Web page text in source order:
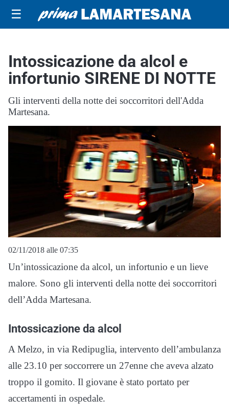
☰
Intossicazione da alcol e
infortunio SIRENE DI NOTTE
Gli interventi della notte dei soccorritori dell'Adda
Martesana.
02/11/2018 alle 07:35
Un’intossicazione da alcol, un infortunio e un lieve
malore. Sono gli interventi della notte dei soccorritori
dell’Adda Martesana.
Intossicazione da alcol
A Melzo, in via Redipuglia, intervento dell’ambulanza
alle 23.10 per soccorrere un 27enne che aveva alzato
troppo il gomito. Il giovane è stato portato per
accertamenti in ospedale.